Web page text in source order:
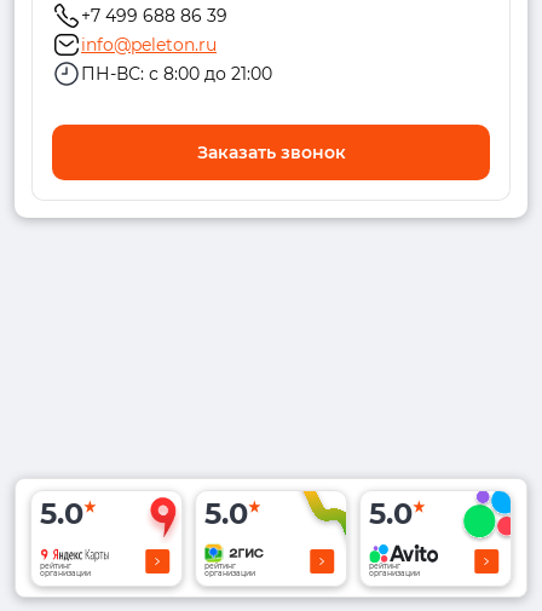
+7 499 688 86 39
info@peleton.ru
ПН-ВС: с 8:00 до 21:00
Заказать звонок
5.0
рейтинг
организации
5.0
рейтинг
организации
5.0
рейтинг
организации